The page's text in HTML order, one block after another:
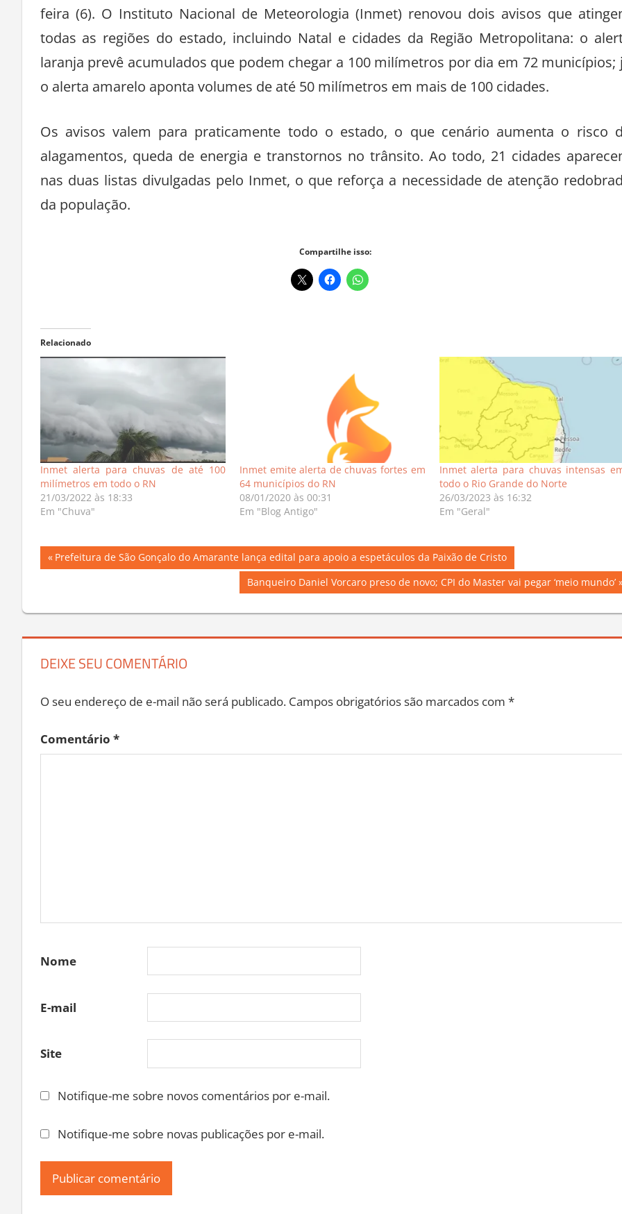
feira (6). O Instituto Nacional de Meteorologia (Inmet) renovou dois avisos que
todas as regiões do estado, incluindo Natal e cidades da Região Metropolitana: o
laranja prevê acumulados que podem chegar a 100 milímetros por dia em 72 municípios;
o alerta amarelo aponta volumes de até 50 milímetros em mais de 100 cidades.
Os avisos valem para praticamente todo o estado, o que cenário aumenta o risco
alagamentos, queda de energia e transtornos no trânsito. Ao todo, 21 cidades
nas duas listas divulgadas pelo Inmet, o que reforça a necessidade de atenção
da população.
Compartilhe isso:
Relacionado
Inmet alerta para chuvas de até 100
milímetros em todo o RN
21/03/2022 às 18:33
Em "Chuva"
Inmet emite alerta de chuvas fortes em
64 municípios do RN
08/01/2020 às 00:31
Em "Blog Antigo"
Inmet alerta para chuvas intensas
todo o Rio Grande do Norte
26/03/2023 às 16:32
Em "Geral"
Navegação
Post
Previous
Post:
Prefeitura de São Gonçalo do Amarante lança edital para apoio a espetáculos da Paixão de Cristo
Next
Post:
Banqueiro Daniel Vorcaro preso de novo; CPI do Master vai pegar ‘meio mundo’
DEIXE SEU COMENTÁRIO
O seu endereço de e-mail não será publicado. Campos obrigatórios são marcados com *
Comentário *
Nome
E-mail
Site
Notifique-me sobre novos comentários por e-mail.
Notifique-me sobre novas publicações por e-mail.